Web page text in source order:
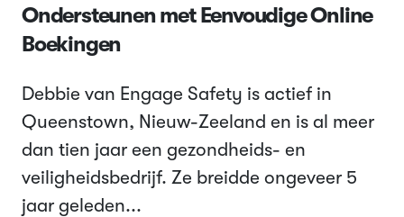
Ondersteunen met Eenvoudige Online
Boekingen
Debbie van Engage Safety is actief in
Queenstown, Nieuw-Zeeland en is al meer
dan tien jaar een gezondheids- en
veiligheidsbedrijf. Ze breidde ongeveer 5
jaar geleden...